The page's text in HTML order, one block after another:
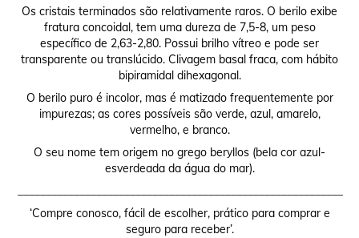
Os cristais terminados são relativamente raros. O berilo exibe
fratura concoidal, tem uma dureza de 7,5-8, um peso
específico de 2,63-2,80. Possui brilho vítreo e pode ser
transparente ou translúcido. Clivagem basal fraca, com hábito
bipiramidal dihexagonal.
O berilo puro é incolor, mas é matizado frequentemente por
impurezas; as cores possíveis são verde, azul, amarelo,
vermelho, e branco.
O seu nome tem origem no grego beryllos (bela cor azul-
esverdeada da água do mar).
‘Compre conosco, fácil de escolher, prático para comprar e
seguro para receber’.